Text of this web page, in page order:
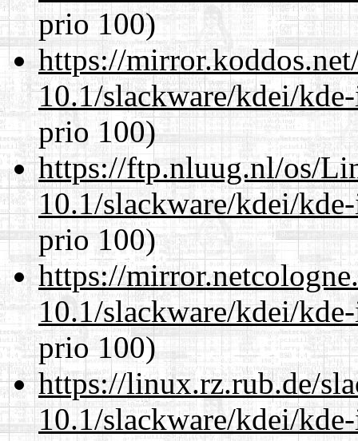
prio 100)
https://
10.1/slackware/kdei/
prio 100)
https://ftp.nluug.nl/os/
10.1/slackware/kdei/
prio 100)
https://
10.1/slackware/kdei/
prio 100)
https://linux.rz.rub.de/
10.1/slackware/kdei/